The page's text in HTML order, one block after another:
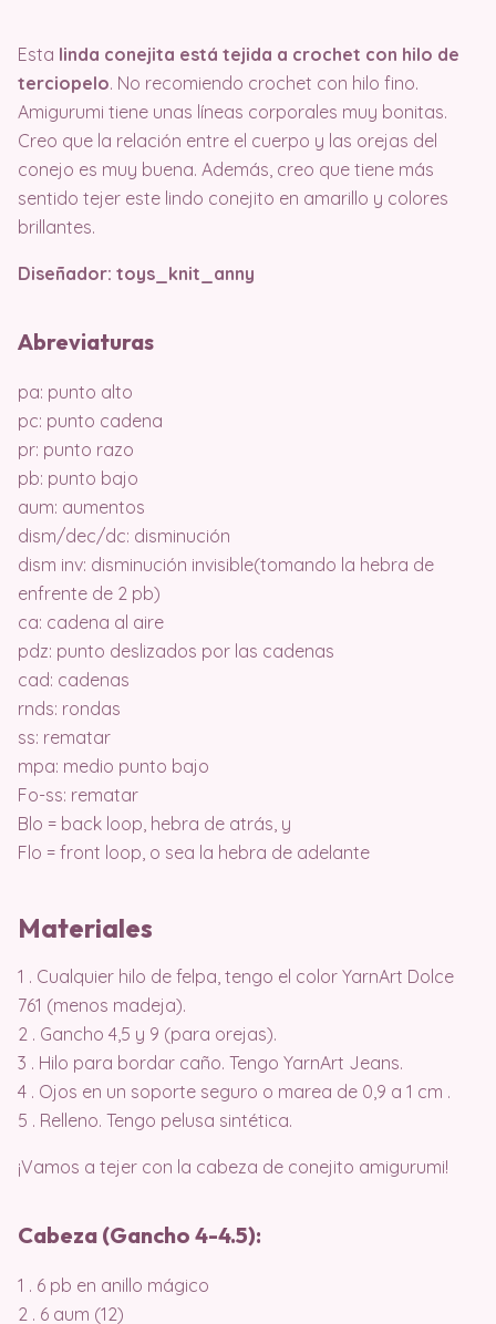
Esta linda conejita está tejida a crochet con hilo de
terciopelo. No recomiendo crochet con hilo fino.
Amigurumi tiene unas líneas corporales muy bonitas.
Creo que la relación entre el cuerpo y las orejas del
conejo es muy buena. Además, creo que tiene más
sentido tejer este lindo conejito en amarillo y colores
brillantes.
Diseñador: toys_knit_anny
Abreviaturas
pa: punto alto
pc: punto cadena
pr: punto razo
pb: punto bajo
aum: aumentos
dism/dec/dc: disminución
dism inv: disminución invisible(tomando la hebra de
enfrente de 2 pb)
ca: cadena al aire
pdz: punto deslizados por las cadenas
cad: cadenas
rnds: rondas
ss: rematar
mpa: medio punto bajo
Fo-ss: rematar
Blo = back loop, hebra de atrás, y
Flo = front loop, o sea la hebra de adelante
Materiales
1 . Cualquier hilo de felpa, tengo el color YarnArt Dolce
761 (menos madeja).
2 . Gancho 4,5 y 9 (para orejas).
3 . Hilo para bordar caño. Tengo YarnArt Jeans.
4 . Ojos en un soporte seguro o marea de 0,9 a 1 cm .
5 . Relleno. Tengo pelusa sintética.
¡Vamos a tejer con la cabeza de conejito amigurumi!
Cabeza (Gancho 4-4.5):
1 . 6 pb en anillo mágico
2 . 6 aum (12)